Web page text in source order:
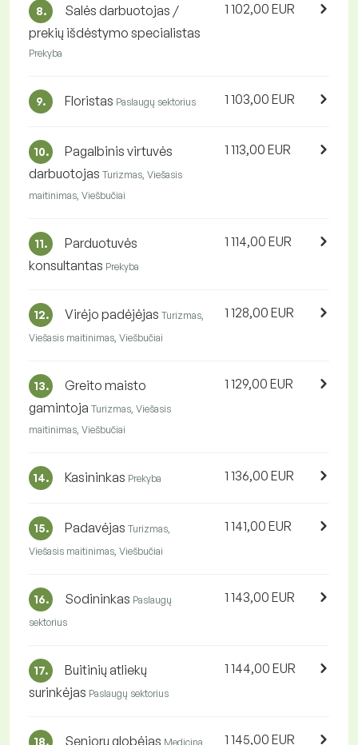
8.
Salės darbuotojas /
prekių išdėstymo specialistas
Prekyba
1 102,00 EUR
9. Floristas Paslaugų sektorius 1 103,00 EUR
10.
Pagalbinis virtuvės
darbuotojas Turizmas, Viešasis
maitinimas, Viešbučiai
1 113,00 EUR
11.
Parduotuvės
konsultantas Prekyba
1 114,00 EUR
12. Virėjo padėjėjas Turizmas,
Viešasis maitinimas, Viešbučiai
1 128,00 EUR
13.
Greito maisto
gamintoja Turizmas, Viešasis
maitinimas, Viešbučiai
1 129,00 EUR
14. Kasininkas Prekyba 1 136,00 EUR
15. Padavėjas Turizmas,
Viešasis maitinimas, Viešbučiai
1 141,00 EUR
16. Sodininkas Paslaugų
sektorius
1 143,00 EUR
17.
Buitinių atliekų
surinkėjas Paslaugų sektorius
1 144,00 EUR
18. Senjorų globėjas Medicina 1 145,00 EUR